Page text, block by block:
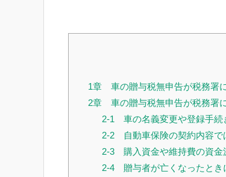
1章 車の贈与税無申告が税務署
2章 車の贈与税無申告が税務署
2-1 車の名義変更や登録手続
2-2 自動車保険の契約内容で
2-3 購入資金や維持費の資金
2-4 贈与者が亡くなったとき